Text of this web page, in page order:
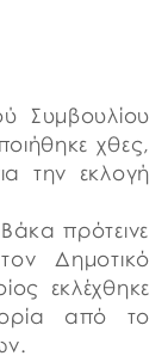
Συμβουλίου
χθες,
την εκλογή
πρότεινε
Δημοτικό
εκλέχθηκε
από το